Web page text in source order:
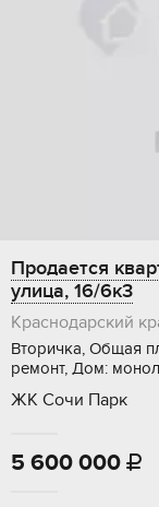
Продается
улица, 16/6к3
Краснодарский
Вторичка, Общая
ремонт, Дом:
ЖК Сочи Парк
5 600 000 